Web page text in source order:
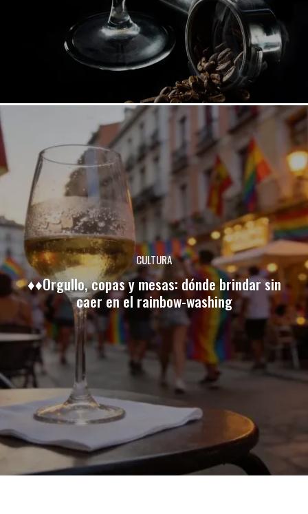
CULTURA
♦♦Orgullo, copas y mesas: dónde brindar sin
caer en el rainbow-washing